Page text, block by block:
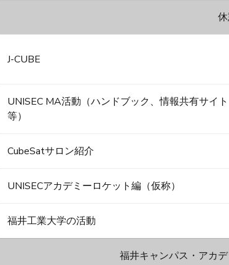
J-CUBE
UNISEC MA活動（ハンドブック、情報共有サイト
等）
CubeSatサロン紹介
UNISECアカデミーロケット編（仮称）
福井工業大学の活動
福井キャンパス・アカ